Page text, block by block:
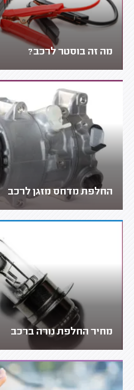
מה זה בוסטר לרכב?
החלפת מדחס מזגן לרכב
מחיר החלפת נורה ברכב